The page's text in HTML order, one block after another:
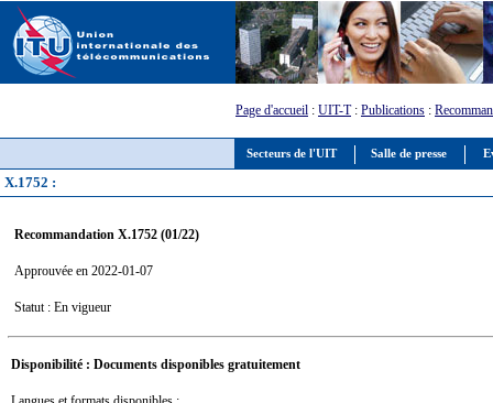
Secteurs de l'UIT Salle de presse
Page d'accueil : UIT-T: Publications :
X.1752 :
Recommandation X.1752 (01/22)
Approuvée en 2022-01-07
Statut : En vigueur
Disponibilité : Documents disponibles gratuitement